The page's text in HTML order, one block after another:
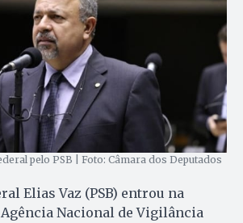
pelo PSB | Foto: Câmara dos Deputados
Elias Vaz (PSB) entrou na
Nacional de Vigilância